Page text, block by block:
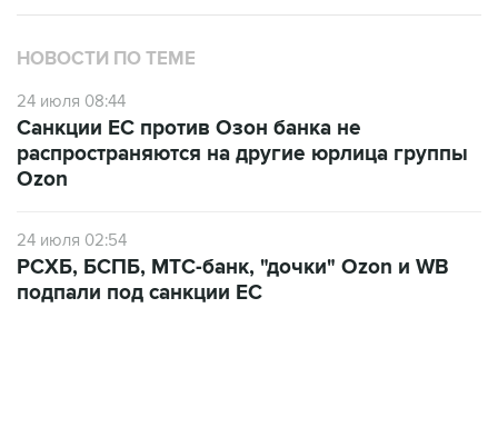
НОВОСТИ ПО ТЕМЕ
24 июля 08:44
Санкции ЕС против Озон банка не
распространяются на другие юрлица группы
Ozon
24 июля 02:54
РСХБ, БСПБ, МТС-банк, "дочки" Ozon и WB
подпали под санкции ЕС